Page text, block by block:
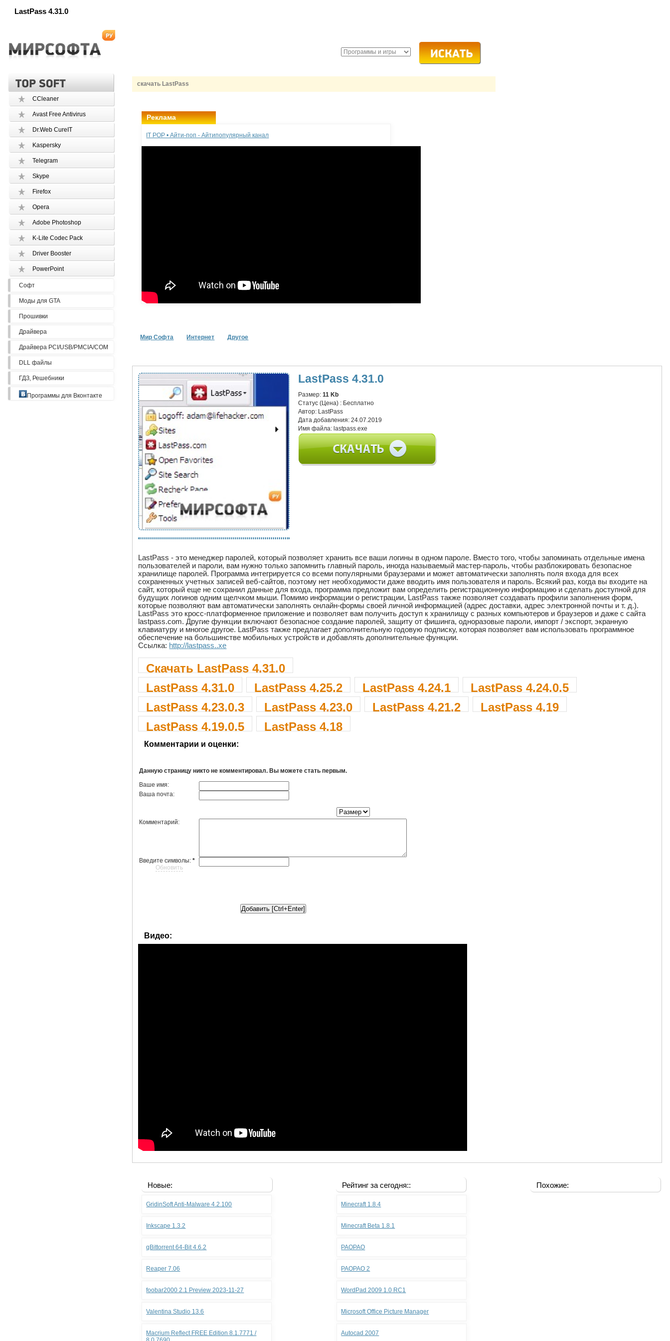
LastPass 4.31.0
скачать LastPass
CCleaner
Avast Free Antivirus
Dr.Web CureIT
Kaspersky
Telegram
Skype
Firefox
Opera
Adobe Photoshop
K-Lite Codec Pack
Driver Booster
PowerPoint
Софт
Моды для GTA
Прошивки
Драйвера
Драйвера PCI/USB/PMCIA/COM
DLL файлы
ГДЗ, Решебники
Программы для Вконтакте
Реклама
IT POP • Айти-поп - Айтипопулярный канал
Мир Софта Интернет Другое
LastPass 4.31.0
Размер:11 Kb
Статус (Цена) : Бесплатно
Автор: LastPass
Дата добавления:24.07.2019
Имя файла: lastpass.exe
LastPass - это менеджер паролей, который позволяет хранить все ваши логины в одном пароле. Вместо того, чтобы запоминать отдельные имена
пользователей и пароли, вам нужно только запомнить главный пароль, иногда называемый мастер-пароль, чтобы разблокировать безопасное
хранилище паролей. Программа интегрируется со всеми популярными браузерами и может автоматически заполнять поля входа для всех
сохраненных учетных записей веб-сайтов, поэтому нет необходимости даже вводить имя пользователя и пароль. Всякий раз, когда вы входите на
сайт, который еще не сохранил данные для входа, программа предложит вам определить регистрационную информацию и сделать доступной для
будущих логинов одним щелчком мыши. Помимо информации о регистрации, LastPass также позволяет создавать профили заполнения форм,
которые позволяют вам автоматически заполнять онлайн-формы своей личной информацией (адрес доставки, адрес электронной почты и т. д.).
LastPass это кросс-платформенное приложение и позволяет вам получить доступ к хранилищу с разных компьютеров и браузеров и даже с сайта
lastpass.com. Другие функции включают безопасное создание паролей, защиту от фишинга, одноразовые пароли, импорт / экспорт, экранную
клавиатуру и многое другое. LastPass также предлагает дополнительную годовую подписку, которая позволяет вам использовать программное
обеспечение на большинстве мобильных устройств и добавлять дополнительные функции.
Ссылка: http://lastpass..xe
Скачать LastPass 4.31.0
LastPass 4.31.0
LastPass 4.25.2 LastPass 4.24.1
LastPass 4.24.0.5
LastPass 4.23.0.3
LastPass 4.23.0 LastPass 4.21.2
LastPass 4.19
LastPass 4.19.0.5
LastPass 4.18
Комментарии и оценки:
Данную страницу никто не комментировал. Вы можете стать первым.
Ваше имя:
Ваша почта:
Комментарий:
Введите символы:*
Обновить
Видео:
Новые:
GridinSoft Anti-Malware 4.2.100
Inkscape 1.3.2
qBittorrent 64-Bit 4.6.2
Reaper 7.06
foobar2000 2.1 Preview 2023-11-27
Valentina Studio 13.6
Macrium Reflect FREE Edition 8.1.7771 /
Рейтинг за сегодня::
Minecraft 1.8.4
Minecraft Beta 1.8.1
PAOPAO
PAOPAO 2
WordPad 2009 1.0 RC1
Microsoft Office Picture Manager
Autocad 2007
Похожие: